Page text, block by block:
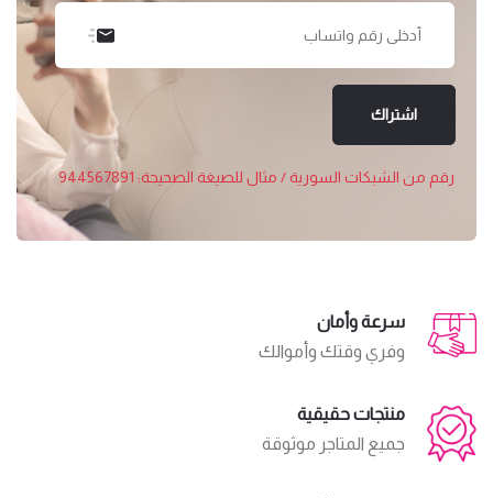
اشتراك
رقم من الشبكات السورية / مثال للصيغة الصحيحة: 944567891
سرعة وأمان
وفري وقتك وأموالك
منتجات حقيقية
جميع المتاجر موثوقة